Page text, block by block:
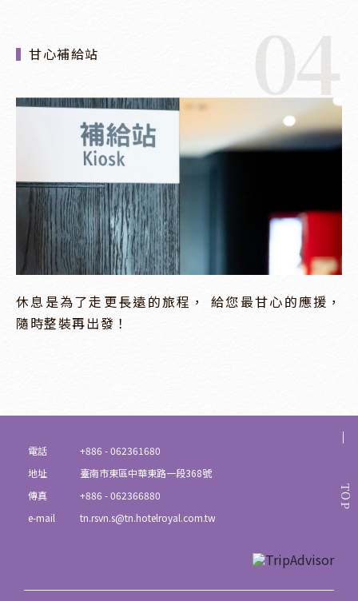
甘心補給站 04
休息是為了走更長遠的旅程， 給您最甘心的應援，
隨時整裝再出發！
TOP
電話
+886 - 062361680
地址
臺南市東區中華東路一段368號
傳真
+886 - 062366880
e-mail
tn.rsvn.s@tn.hotelroyal.com.tw